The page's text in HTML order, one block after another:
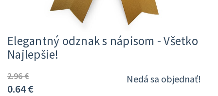
Elegantný odznak s nápisom - Všetko
Najlepšie!
Nedá sa objednať!
2.96 €
0.64€